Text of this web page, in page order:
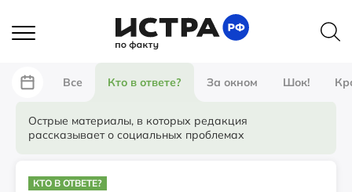
Все Кто в ответе? За окном Шок!
Острые материалы, в которых редакция
рассказывает о социальных проблемах
КТО В ОТВЕТЕ?